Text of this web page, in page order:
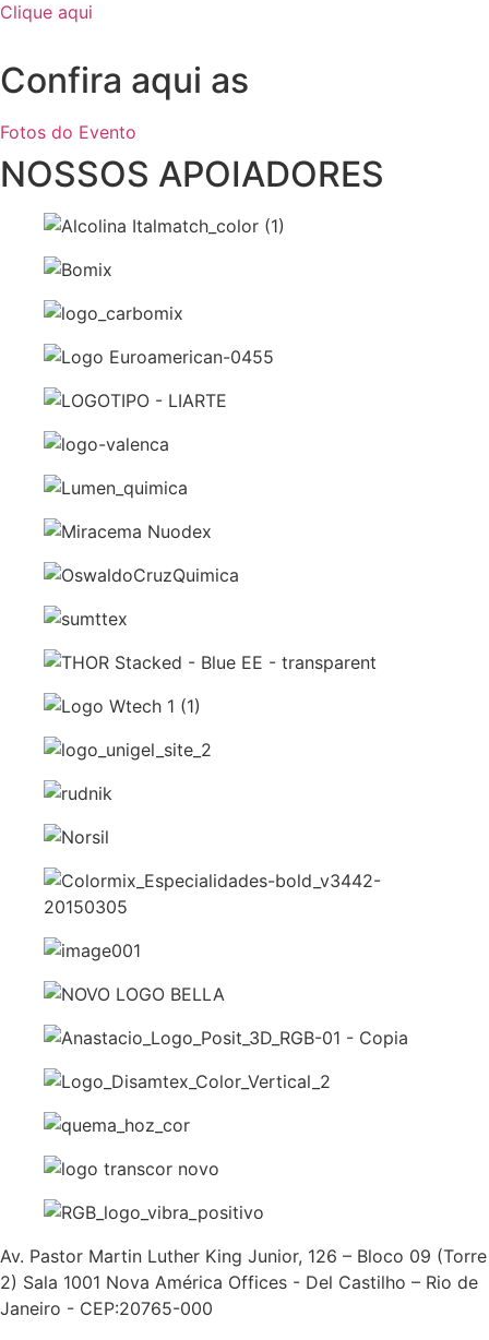
Clique aqui
Confira aqui as
Fotos do Evento
NOSSOS APOIADORES
Av. Pastor Martin Luther King Junior, 126 – Bloco 09 (Torre
2) Sala 1001 Nova América Offices - Del Castilho – Rio de
Janeiro - CEP:20765-000